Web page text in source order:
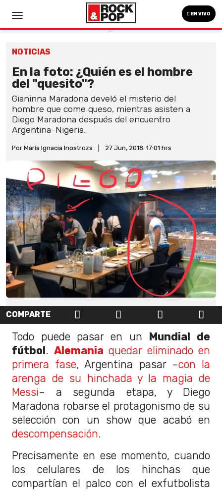
EN VIVO
NOTICIAS
En la foto: ¿Quién es el hombre
del "quesito"?
Gianinna Maradona develó el misterio del
hombre que come queso, mientras asisten a
Diego Maradona después del encuentro
Argentina-Nigeria.
Por María Ignacia Inostroza 27 Jun, 2018. 17:01 hrs
COMPARTE
Todo puede pasar en un Mundial de
fútbol. Alemania quedar eliminado en
primera fase, Argentina pasar –con la
arenga de su hinchada y la magia de
Messi– a segunda etapa, y Diego
Maradona robarse el protagonismo de su
selección con un show que acabó en
descompensación.
Precisamente en ese momento, cuando
los celulares de los hinchas que
compartían el palco con el exfutbolista